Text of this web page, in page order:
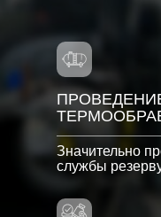
Значительно
службы